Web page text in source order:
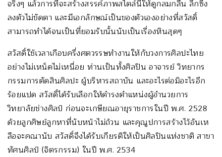
จริงๆ แล้วการที่จะสร้างสรรค์ภาพสไตล์นี้ให้ดูกลมกลืน ลึกซึ้ง
ลงตัวไม่ขัดตา และมีเอกลักษณ์เป็นของตัวเองอย่างที่สวัสดิ์
สามารถทำได้จนเป็นที่ยอมรับนั้นนับเป็นเรื่องหินสุดๆ
สวัสดิ์ใช้เวลาเกือบครึ่งศตวรรษทำงานให้กับวงการศิลปะไทย
อย่างไม่เหน็ดไม่เหนื่อย ท่านเป็นทั้งศิลปิน อาจารย์ วิทยากร
กรรมการตัดสินศิลปะ ผู้บริหารสถาบัน และอะไรต่อมิอะไรอีก
ร้อยแปด สวัสดิ์ได้รับเลือกให้ดำรงตำแหน่งผู้อำนวยการ
วิทยาลัยช่างศิลป์ ก่อนจะเกษียณอายุราชการในปี พ.ศ. 2528
ด้วยลูกศิษย์ลูกหาที่นับหน้าไม่ถ้วน และคุณูปการสร้างไว้อันเห
ลือจะคณานับ สวัสดิ์จึงได้รับเกียรติให้เป็นศิลปินแห่งชาติ สาขา
ทัศนศิลป์ (จิตรกรรม) ในปี พ.ศ. 2534